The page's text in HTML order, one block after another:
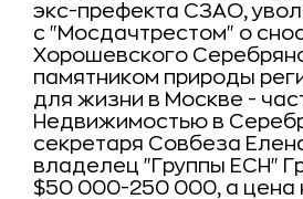
экс-префекта СЗАО,
с "Мосдачтрестом" о
Хорошевского
памятником природы
для жизни в Москве -
Недвижимостью в
секретаря Совбеза
владелец "Группы ЕСН"
$50 000-250 000, а цена